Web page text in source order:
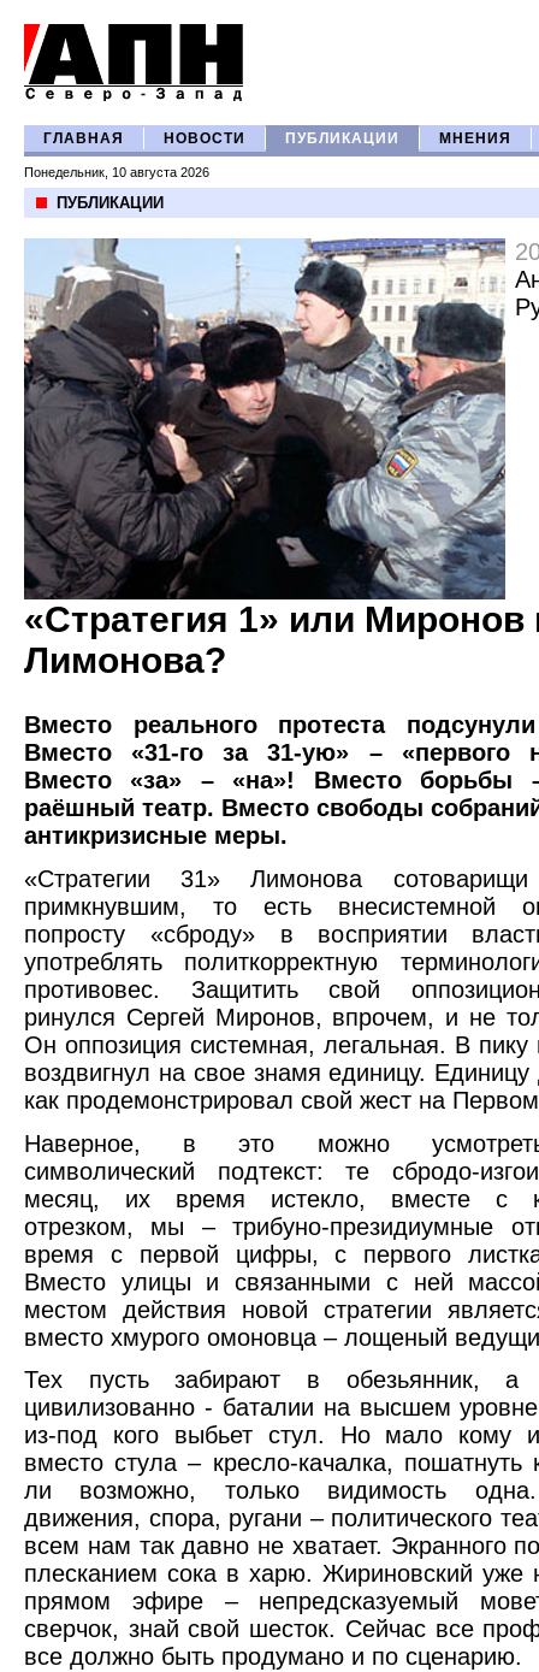
ГЛАВНАЯ НОВОСТИ ПУБЛИКАЦИИ МНЕНИЯ
Понедельник, 10 августа 2026
ПУБЛИКАЦИИ
«Стратегия 1» или Миронов
Лимонова?
Вместо реального протеста
Вместо «31-го за 31-ую» – «первого
Вместо «за» – «на»! Вместо борьбы
раёшный театр. Вместо свободы
антикризисные меры.
«Стратегии 31» Лимонова
примкнувшим, то есть внесистемной
попросту «сброду» в восприятии
употреблять политкорректную
противовес. Защитить свой
ринулся Сергей Миронов, впрочем, и не
Он оппозиция системная, легальная. В
воздвигнул на свое знамя единицу.
как продемонстрировал свой жест на
Наверное, в это можно
символический подтекст: те сбродо-
месяц, их время истекло, вместе с
отрезком, мы – трибуно-президиумные
время с первой цифры, с первого
Вместо улицы и связанными с ней
местом действия новой стратегии
вместо хмурого омоновца – лощеный
Тех пусть забирают в обезьянник,
цивилизованно - баталии на высшем
из-под кого выбьет стул. Но мало кому
вместо стула – кресло-качалка, пошатнуть
ли возможно, только видимость
движения, спора, ругани – политического
всем нам так давно не хватает. Экранного
плесканием сока в харю. Жириновский уже
прямом эфире – непредсказуемый
сверчок, знай свой шесток. Сейчас все
все должно быть продумано и по сценарию.